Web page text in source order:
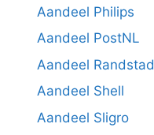
Aandeel Philips
Aandeel PostNL
Aandeel Randstad
Aandeel Shell
Aandeel Sligro